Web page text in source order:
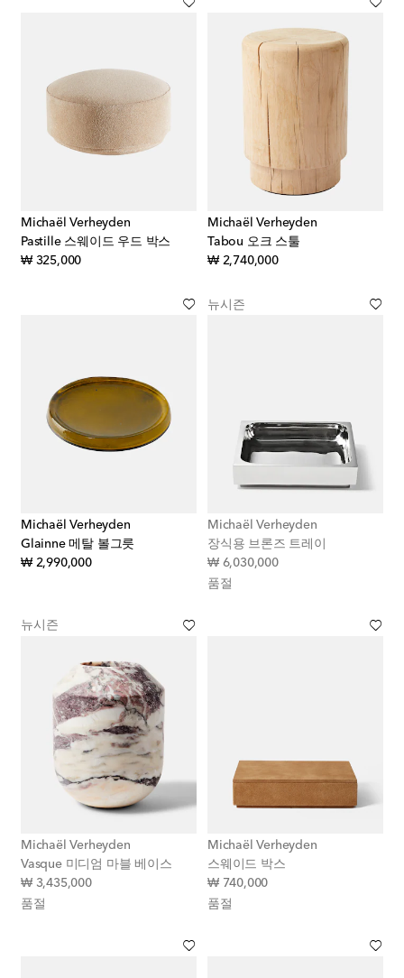
Michaël Verheyden
Pastille 스웨이드 우드 박스
₩ 325,000original price
Michaël Verheyden
Tabou 오크 스툴
₩ 2,740,000original price
Michaël Verheyden
Glainne 메탈 볼그릇
₩ 2,990,000original price
뉴시즌
Michaël Verheyden
장식용 브론즈 트레이
₩ 6,030,000original price
품절
뉴시즌
Michaël Verheyden
Vasque 미디엄 마블 베이스
₩ 3,435,000original price
품절
Michaël Verheyden
스웨이드 박스
₩ 740,000original price
품절